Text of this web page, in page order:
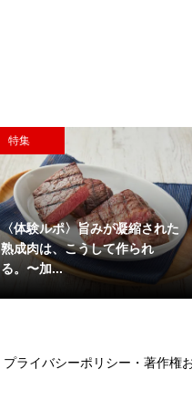
特集
〈体験ルポ〉旨みが凝縮された
熟成肉は、こうして作られ
る。〜加...
プライバシーポリシー・著作権